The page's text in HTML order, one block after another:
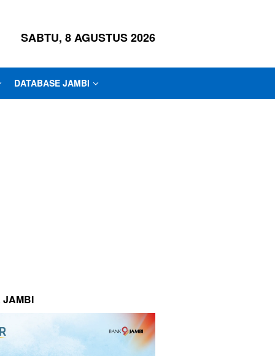
SABTU, 8 AGUSTUS 2026
DATABASE JAMBI